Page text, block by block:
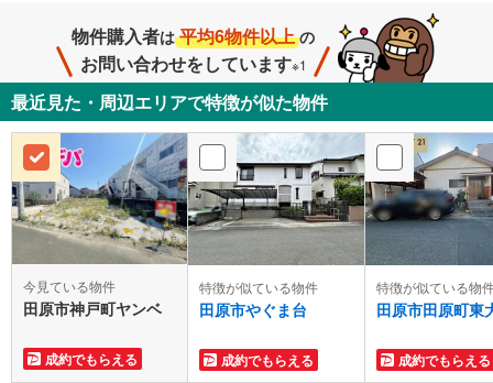
物件購入者は 平均6物件以上 の
お問い合わせをしています※1
最近見た・周辺エリアで特徴が似た物件
今見ている物件
田原市神戸町ヤンベ
成約でもらえる
特徴が似ている物件
田原市やぐま台
成約でもらえる
特徴が似ている物
田原市田原町東
成約でもらえる